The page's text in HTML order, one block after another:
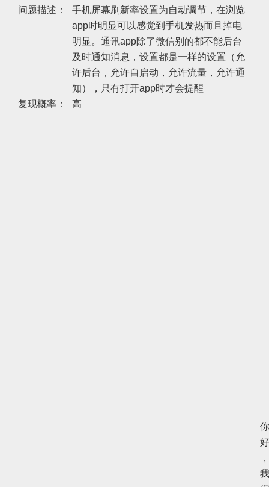
问题描述：
手机屏幕刷新率设置为自动调节，在浏览
app时明显可以感觉到手机发热而且掉电
明显。通讯app除了微信别的都不能后台
及时通知消息，设置都是一样的设置（允
许后台，允许自启动，允许流量，允许通
知），只有打开app时才会提醒
复现概率：
高
你
好
，
我